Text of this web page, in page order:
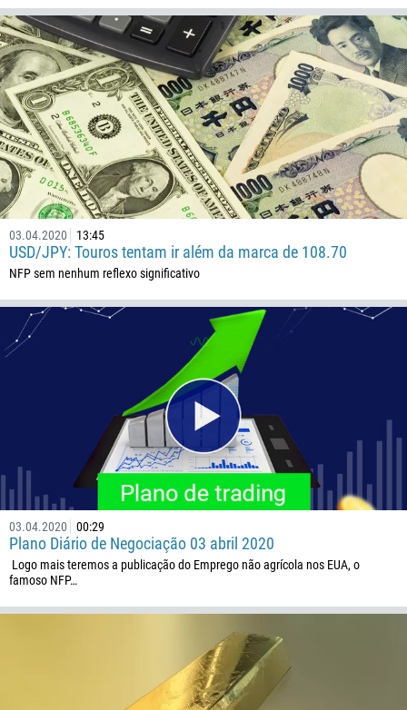
03.04.2020 13:45
USD/JPY: Touros tentam ir além da marca de 108.70
NFP sem nenhum reflexo significativo
03.04.2020 00:29
Plano Diário de Negociação 03 abril 2020
Logo mais teremos a publicação do Emprego não agrícola nos EUA, o
famoso NFP…
Ligue de volta
Número de telefone
1
93
355
213
1684
376
1264
374
297
61
994
1242
880
Agende uma chamada
00:00 — 23:00
Insira seu e-mail
ME LIGUE DE VOLTA